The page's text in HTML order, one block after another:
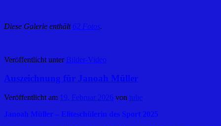
Diese Galerie enthält 62 Fotos.
Veröffentlicht unter Bilder-Video
Auszeichnung für Janoah Müller
Veröffentlicht am 19. Februar 2026 von
tulie
Janoah Müller – Eliteschülerin des Sport 2025